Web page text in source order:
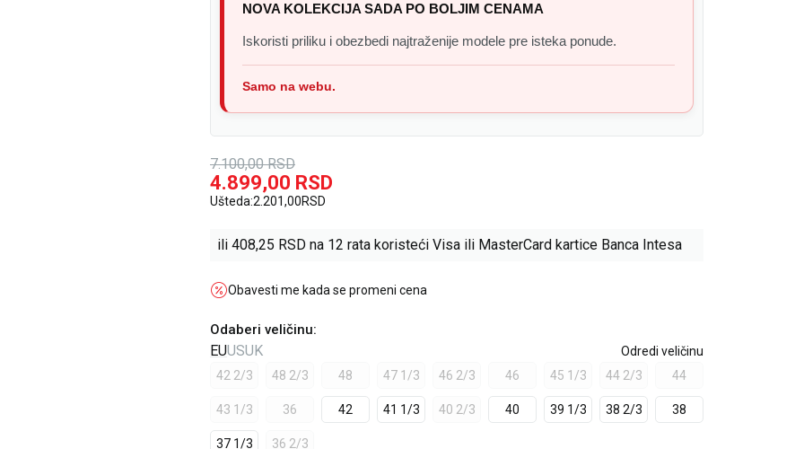
NOVA KOLEKCIJA SADA PO BOLJIM CENAMA
Iskoristi priliku i obezbedi najtraženije modele pre isteka ponude.
Samo na webu.
7.100,00 RSD
4.899,00 RSD
Ušteda:2.201,00RSD
ili 408,25 RSD na 12 rata koristeći Visa ili MasterCard kartice Banca Intesa
Obavesti me kada se promeni cena
Odaberi veličinu:
EUUSUK
Odredi veličinu
42 2/3
48 2/3 48 47 1/3 46 2/3 46 45 1/3 44 2/3 44
43 1/3 36 42 41 1/3 40 2/3 40 39 1/3 38 2/3 38
37 1/3 36 2/3